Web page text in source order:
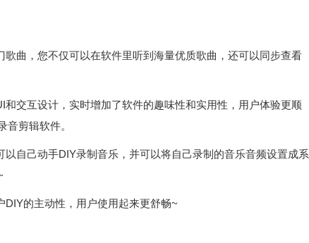
曲，您不仅可以在软件里听到海量优质歌曲，还可以同步查看
交互设计，实时增加了软件的趣味性和实用性，用户体验更顺
剪辑软件。
自己动手DIY录制音乐，并可以将自己录制的音乐音频设置成系
的主动性，用户使用起来更舒畅~